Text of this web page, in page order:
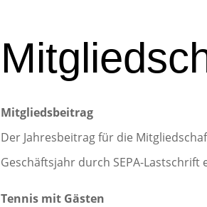
Mitgliedsbeitrag
Der Jahresbeitrag für die
Geschäftsjahr durch SEPA-Lastschrift
Tennis mit Gästen